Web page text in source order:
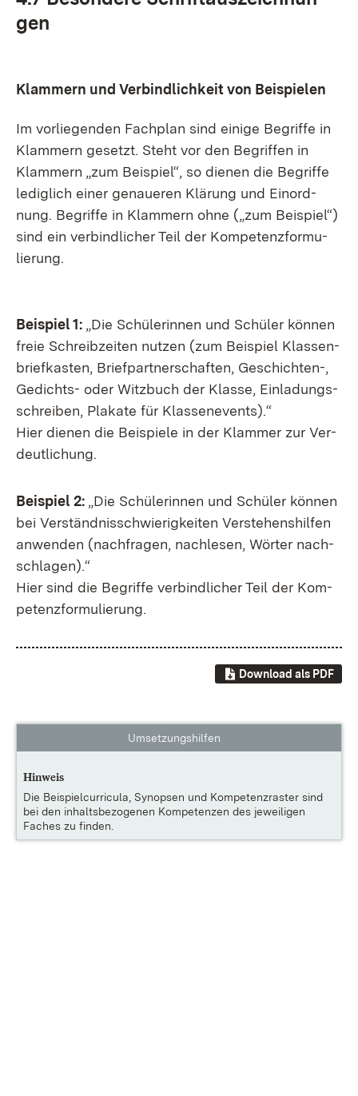
gen
Klam­mern und Ver­bind­lich­keit von Bei­spie­len
Im vor­lie­gen­den Fach­plan sind ei­ni­ge Be­grif­fe in
Klam­mern ge­setzt. Steht vor den Be­grif­fen in
Klam­mern „zum Bei­spiel“, so die­nen die Be­grif­fe
le­dig­lich ei­ner ge­naue­ren Klä­rung und Ein­ord­
nung. Be­grif­fe in Klam­mern oh­ne („zum Bei­spiel“)
sind ein ver­bind­li­cher Teil der Kom­pe­tenz­for­mu­
lie­rung.
Bei­spiel 1: „Die Schü­le­rin­nen und Schü­ler kön­nen
freie Schreib­zei­ten nut­zen (zum Bei­spiel Klas­sen­
brief­kas­ten, Brief­part­ner­schaf­ten, Ge­schich­ten-,
Ge­dichts- oder Witz­buch der Klas­se, Ein­la­dungs­
schrei­ben, Pla­ka­te für Klas­se­nevents).“
Hier die­nen die Bei­spie­le in der Klam­mer zur Ver­
deut­li­chung.
Bei­spiel 2: „Die Schü­le­rin­nen und Schü­ler kön­nen
bei Ver­ständ­nis­schwie­rig­kei­ten Ver­ste­hens­hil­fen
an­wen­den (nach­fra­gen, nach­le­sen, Wör­ter nach­
schla­gen).“
Hier sind die Be­grif­fe ver­bind­li­cher Teil der Kom­
pe­tenz­for­mu­lie­rung.
Download als PDF
Umsetzungshilfen
Hinweis
Die Beispielcurricula, Synopsen und Kompetenzraster sind
bei den inhaltsbezogenen Kompetenzen des jeweiligen
Faches zu finden.